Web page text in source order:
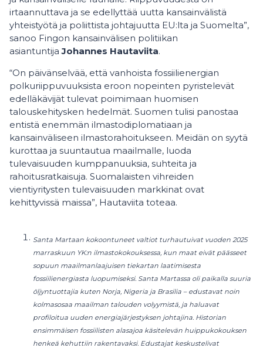
irtaannuttava ja se edellyttää uutta kansainvälistä
yhteistyötä ja poliittista johtajuutta EU:lta ja Suomelta”,
sanoo Fingon kansainvälisen politiikan
asiantuntijaJohannes Hautaviita.
“On päivänselvää, että vanhoista fossiilienergian
polkuriippuvuuksista eroon nopeinten pyristelevät
edelläkävijät tulevat poimimaan huomisen
talouskehitysken hedelmät. Suomen tulisi panostaa
entistä enemmän ilmastodiplomatiaan ja
kansainväliseen ilmastorahoitukseen. Meidän on syytä
kurottaa ja suuntautua maailmalle, luoda
tulevaisuuden kumppanuuksia, suhteita ja
rahoitusratkaisuja. Suomalaisten vihreiden
vientiyritysten tulevaisuuden markkinat ovat
kehittyvissä maissa”, Hautaviita toteaa.
Santa Martaan kokoontuneet valtiot turhautuivat vuoden 2025
marraskuun YK:n ilmastokokouksessa, kun maat eivät päässeet
sopuun maailmanlaajuisen tiekartan laatimisesta
fossiilienergiasta luopumiseksi. Santa Martassa oli paikalla suuria
öljyntuottajia kuten Norja, Nigeria ja Brasilia – edustavat noin
kolmasosaa maailman talouden volyymistä, ja haluavat
profiloitua uuden energiajärjestyksen johtajina. Historian
ensimmäisen fossiilisten alasajoa käsitelevän huippukokouksen
henkeä kehuttiin rakentavaksi. Edustajat keskustelivat